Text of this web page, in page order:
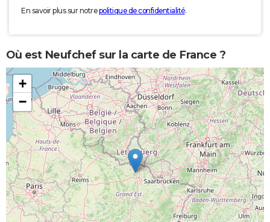
En savoir plus sur notrepolitique de confidentialité.
Où est Neufchef sur la carte de France ?
+
−